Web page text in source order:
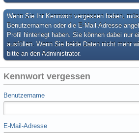
Wenn Sie Ihr Kennwort vergessen haben,
Benutzernamen oder die E-Mail-Adresse
Profil hinterlegt haben. Sie können dabei nur
ausfüllen. Wenn Sie beide Daten nicht mehr
bitte an den Administrator.
Kennwort vergessen
Benutzername
E-Mail-Adresse